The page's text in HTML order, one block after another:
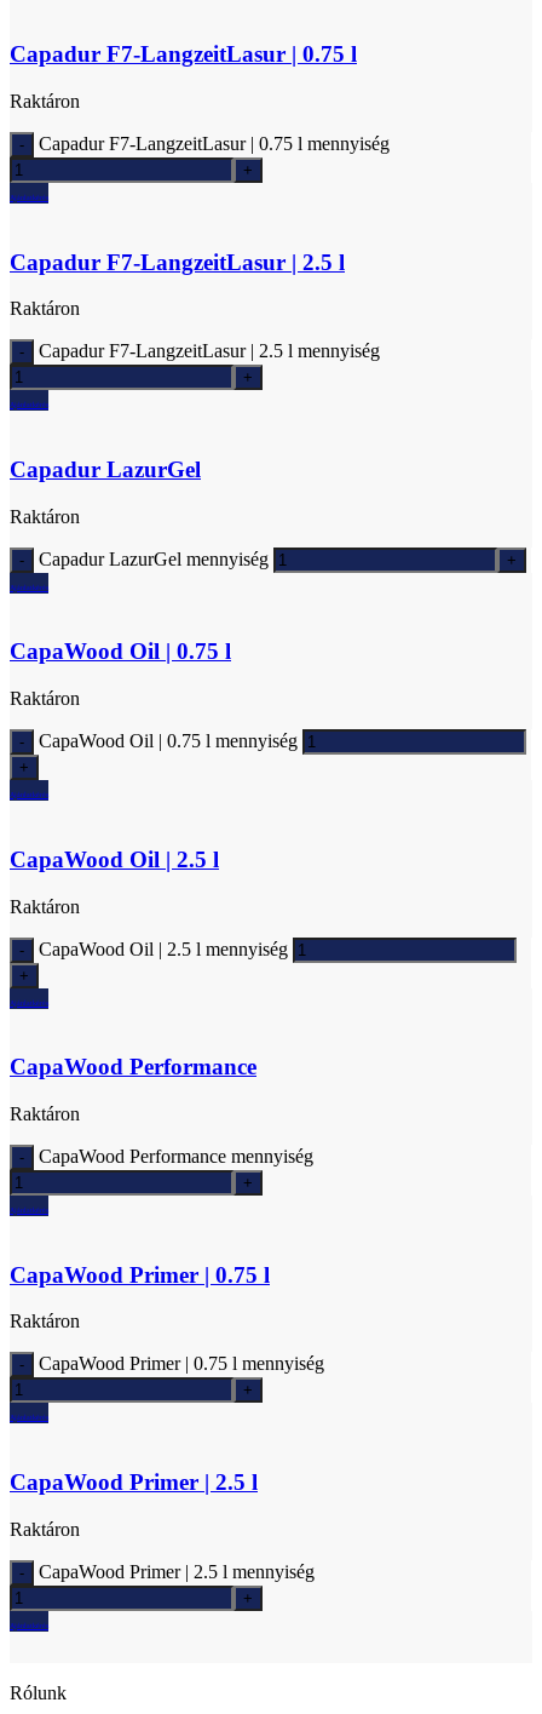
Capadur F7-LangzeitLasur | 0.75 l
Raktáron
Capadur F7-LangzeitLasur | 0.75 l mennyiség
Ajánlatkérés
Capadur F7-LangzeitLasur | 2.5 l
Raktáron
Capadur F7-LangzeitLasur | 2.5 l mennyiség
Ajánlatkérés
Capadur LazurGel
Raktáron
Capadur LazurGel mennyiség
Ajánlatkérés
CapaWood Oil | 0.75 l
Raktáron
CapaWood Oil | 0.75 l mennyiség
Ajánlatkérés
CapaWood Oil | 2.5 l
Raktáron
CapaWood Oil | 2.5 l mennyiség
Ajánlatkérés
CapaWood Performance
Raktáron
CapaWood Performance mennyiség
Ajánlatkérés
CapaWood Primer | 0.75 l
Raktáron
CapaWood Primer | 0.75 l mennyiség
Ajánlatkérés
CapaWood Primer | 2.5 l
Raktáron
CapaWood Primer | 2.5 l mennyiség
Ajánlatkérés
Rólunk